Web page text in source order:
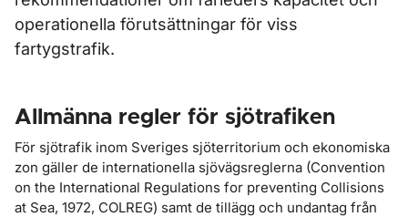
operationella förutsättningar för viss
fartygstrafik.
Allmänna regler för sjötrafiken
För sjötrafik inom Sveriges sjöterritorium och ekonomiska
zon gäller de internationella sjövägsreglerna (Convention
on the International Regulations for preventing Collisions
at Sea, 1972, COLREG) samt de tillägg och undantag från